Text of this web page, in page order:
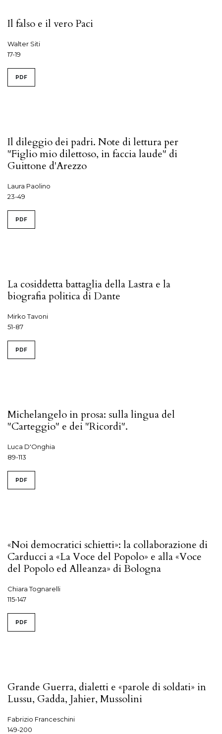
Il falso e il vero Paci
Walter Siti
17-19
PDF
Il dileggio dei padri. Note di lettura per
"Figlio mio dilettoso, in faccia laude" di
Guittone d'Arezzo
Laura Paolino
23-49
PDF
La cosiddetta battaglia della Lastra e la
biografia politica di Dante
Mirko Tavoni
51-87
PDF
Michelangelo in prosa: sulla lingua del
"Carteggio" e dei "Ricordi".
Luca D'Onghia
89-113
PDF
«Noi democratici schietti»: la collaborazione di
Carducci a «La Voce del Popolo» e alla «Voce
del Popolo ed Alleanza» di Bologna
Chiara Tognarelli
115-147
PDF
Grande Guerra, dialetti e «parole di soldati» in
Lussu, Gadda, Jahier, Mussolini
Fabrizio Franceschini
149-200